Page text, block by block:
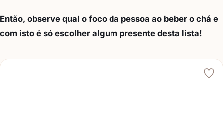
Então, observe qual o foco da pessoa ao beber o chá e
com isto é só escolher algum presente desta lista!